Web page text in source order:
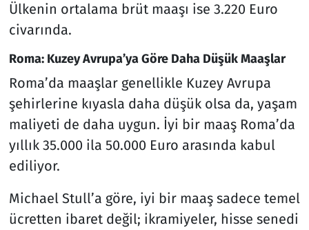
Ülkenin ortalama brüt maaşı ise 3.220 Euro
civarında.
Roma: Kuzey Avrupa’ya Göre Daha Düşük Maaşlar
Roma’da maaşlar genellikle Kuzey Avrupa
şehirlerine kıyasla daha düşük olsa da, yaşam
maliyeti de daha uygun. İyi bir maaş Roma’da
yıllık 35.000 ila 50.000 Euro arasında kabul
ediliyor.
Michael Stull’a göre, iyi bir maaş sadece temel
ücretten ibaret değil; ikramiyeler, hisse senedi